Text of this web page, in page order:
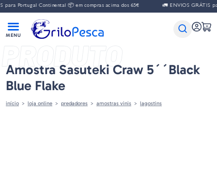
para Portugal Continental 📦 em compras acima dos 65€ 🚛 ENVIOS GRÁTIS
PRODUTO
Amostra Sasuteki Craw 5´´black
Blue Flake
início loja online predadores amostras vinis lagostins